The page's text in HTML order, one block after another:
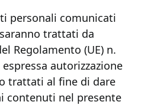
personali comunicati
trattati da
Regolamento (UE) n.
autorizzazione
trattati al fine di dare
contenuti nel presente